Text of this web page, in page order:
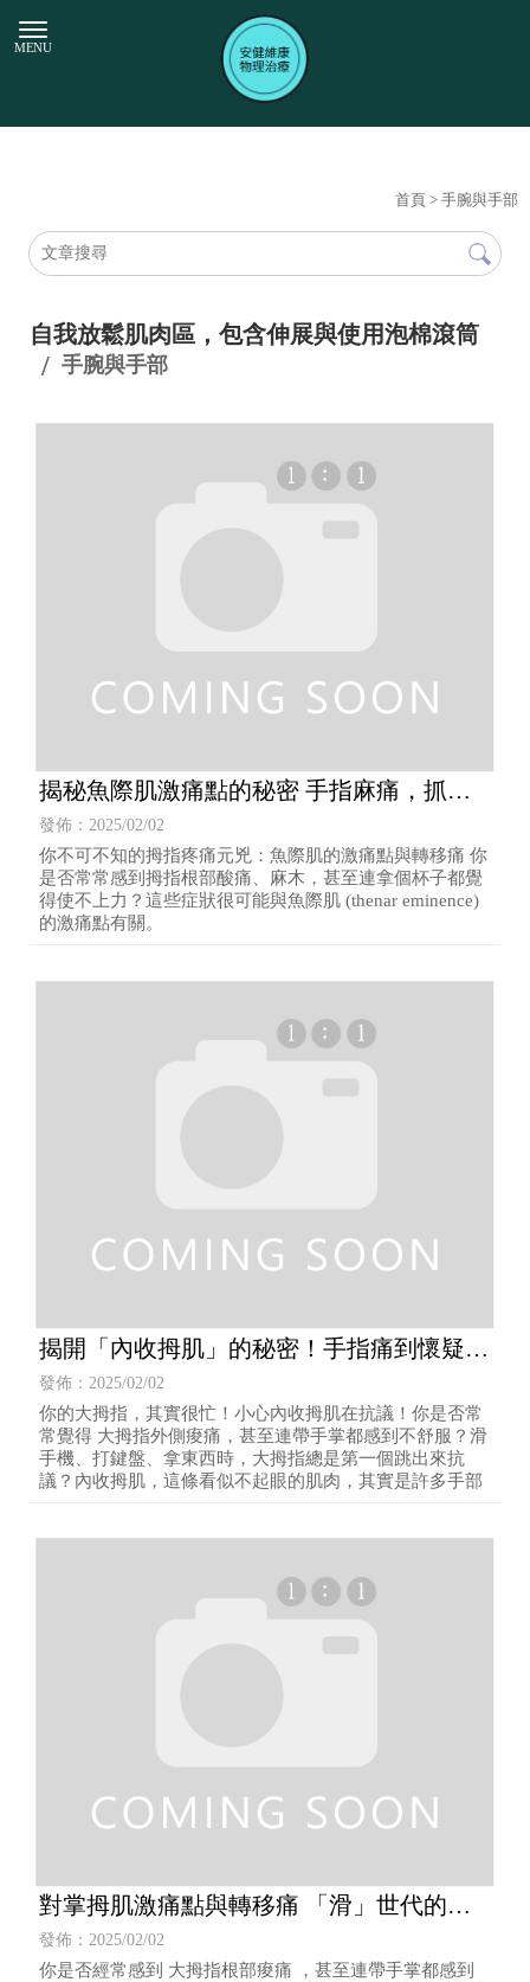
首頁 > 手腕與手部
自我放鬆肌肉區，包含伸展與使用泡棉滾筒
手腕與手部
揭秘魚際肌激痛點的秘密 手指麻痛，抓握
無力？
發佈：2025/02/02
你不可不知的拇指疼痛元兇：魚際肌的激痛點與轉移痛 你
是否常常感到拇指根部酸痛、麻木，甚至連拿個杯子都覺
得使不上力？這些症狀很可能與魚際肌 (thenar eminence)
的激痛點有關。
揭開「內收拇肌」的秘密！手指痛到懷疑人
生？
發佈：2025/02/02
你的大拇指，其實很忙！小心內收拇肌在抗議！你是否常
常覺得 大拇指外側痠痛，甚至連帶手掌都感到不舒服？滑
手機、打鍵盤、拿東西時，大拇指總是第一個跳出來抗
議？內收拇肌，這條看似不起眼的肌肉，其實是許多手部
對掌拇肌激痛點與轉移痛 「滑」世代的拇
指危機
發佈：2025/02/02
你是否經常感到 大拇指根部痠痛 ，甚至連帶手掌都感到